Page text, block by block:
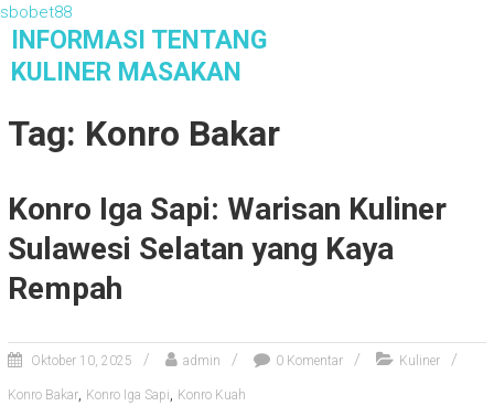
sbobet88
INFORMASI TENTANG
KULINER MASAKAN
Tag: Konro Bakar
Konro Iga Sapi: Warisan Kuliner
Sulawesi Selatan yang Kaya
Rempah
Oktober 10, 2025 admin 0 Komentar Kuliner
Konro Bakar, Konro Iga Sapi, Konro Kuah